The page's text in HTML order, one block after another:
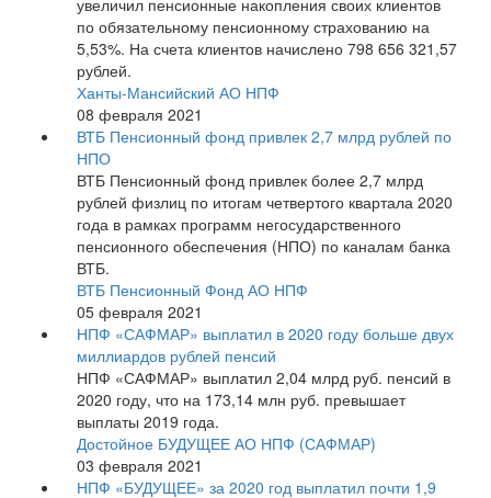
увеличил пенсионные накопления своих клиентов
по обязательному пенсионному страхованию на
5,53%. На счета клиентов начислено 798 656 321,57
рублей.
Ханты-Мансийский АО НПФ
08 февраля 2021
ВТБ Пенсионный фонд привлек 2,7 млрд рублей по
НПО
ВТБ Пенсионный фонд привлек более 2,7 млрд
рублей физлиц по итогам четвертого квартала 2020
года в рамках программ негосударственного
пенсионного обеспечения (НПО) по каналам банка
ВТБ.
ВТБ Пенсионный Фонд АО НПФ
05 февраля 2021
НПФ «САФМАР» выплатил в 2020 году больше двух
миллиардов рублей пенсий
НПФ «САФМАР» выплатил 2,04 млрд руб. пенсий в
2020 году, что на 173,14 млн руб. превышает
выплаты 2019 года.
Достойное БУДУЩЕЕ АО НПФ (САФМАР)
03 февраля 2021
НПФ «БУДУЩЕЕ» за 2020 год выплатил почти 1,9